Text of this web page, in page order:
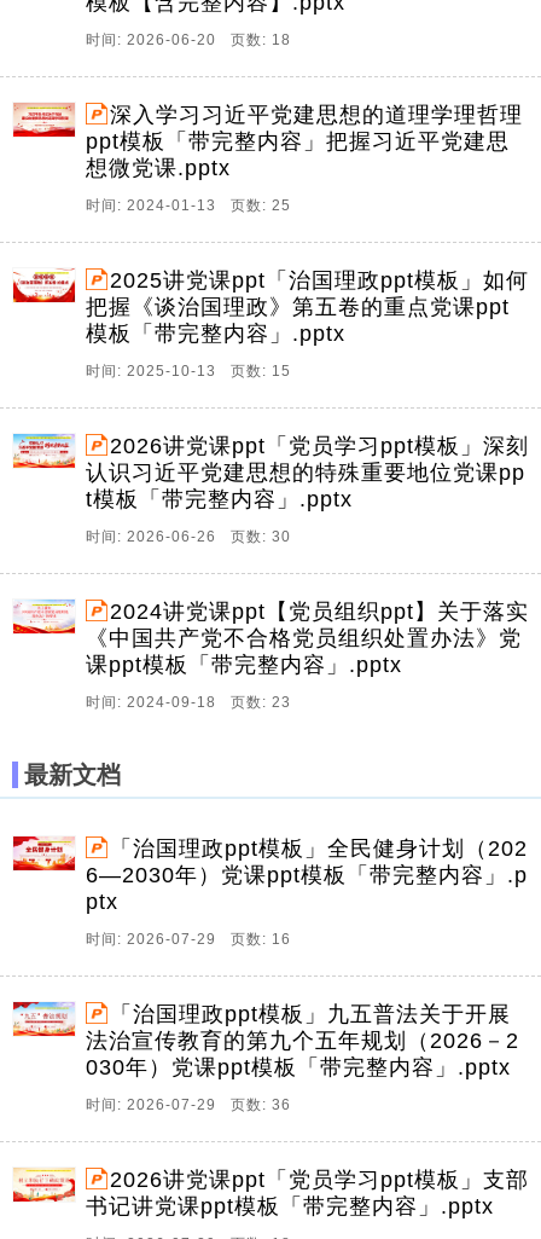
时间: 2026-06-20 页数: 18
深入学习习近平党建思想的道理学理哲理
ppt模板「带完整内容」把握习近平党建思
想微党课.pptx
时间: 2024-01-13 页数: 25
2025讲党课ppt「治国理政ppt模板」如何
把握《谈治国理政》第五卷的重点党课ppt
模板「带完整内容」.pptx
时间: 2025-10-13 页数: 15
2026讲党课ppt「党员学习ppt模板」深刻
认识习近平党建思想的特殊重要地位党课pp
t模板「带完整内容」.pptx
时间: 2026-06-26 页数: 30
2024讲党课ppt【党员组织ppt】关于落实
《中国共产党不合格党员组织处置办法》党
课ppt模板「带完整内容」.pptx
时间: 2024-09-18 页数: 23
最新文档
「治国理政ppt模板」全民健身计划（202
6—2030年）党课ppt模板「带完整内容」.p
ptx
时间: 2026-07-29 页数: 16
「治国理政ppt模板」九五普法关于开展
法治宣传教育的第九个五年规划（2026－2
030年）党课ppt模板「带完整内容」.pptx
时间: 2026-07-29 页数: 36
2026讲党课ppt「党员学习ppt模板」支部
书记讲党课ppt模板「带完整内容」.pptx